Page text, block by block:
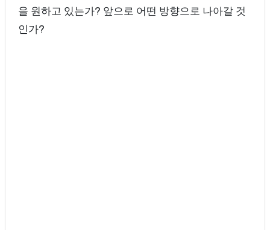
을 원하고 있는가? 앞으로 어떤 방향으로 나아갈 것
인가?